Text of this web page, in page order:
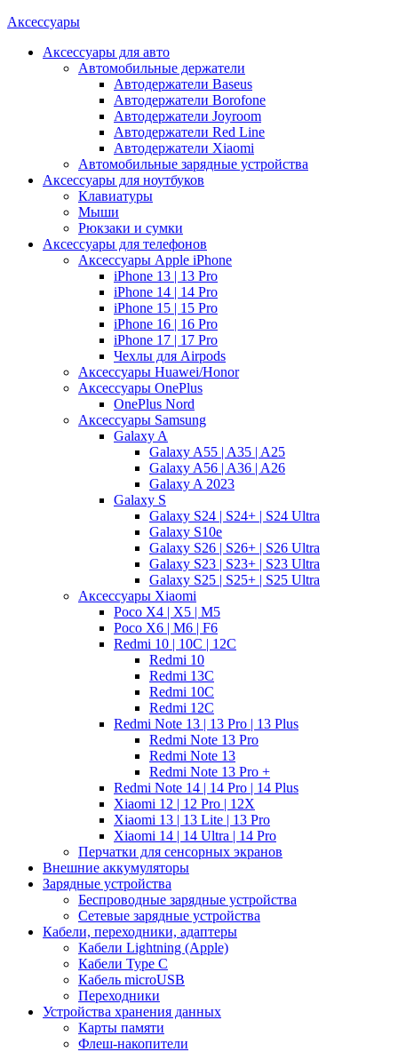
Аксессуары
Аксессуары для авто
Автомобильные держатели
Автодержатели Baseus
Автодержатели Borofone
Автодержатели Joyroom
Автодержатели Red Line
Автодержатели Xiaomi
Автомобильные зарядные устройства
Аксессуары для ноутбуков
Клавиатуры
Мыши
Рюкзаки и сумки
Аксессуары для телефонов
Аксессуары Apple iPhone
iPhone 13 | 13 Pro
iPhone 14 | 14 Pro
iPhone 15 | 15 Pro
iPhone 16 | 16 Pro
iPhone 17 | 17 Pro
Чехлы для Airpods
Аксессуары Huawei/Honor
Аксессуары OnePlus
OnePlus Nord
Аксессуары Samsung
Galaxy A
Galaxy A55 | A35 | A25
Galaxy A56 | A36 | A26
Galaxy A 2023
Galaxy S
Galaxy S24 | S24+ | S24 Ultra
Galaxy S10e
Galaxy S26 | S26+ | S26 Ultra
Galaxy S23 | S23+ | S23 Ultra
Galaxy S25 | S25+ | S25 Ultra
Аксессуары Xiaomi
Poco X4 | X5 | M5
Poco X6 | M6 | F6
Redmi 10 | 10C | 12C
Redmi 10
Redmi 13C
Redmi 10C
Redmi 12C
Redmi Note 13 | 13 Pro | 13 Plus
Redmi Note 13 Pro
Redmi Note 13
Redmi Note 13 Pro +
Redmi Note 14 | 14 Pro | 14 Plus
Xiaomi 12 | 12 Pro | 12X
Xiaomi 13 | 13 Lite | 13 Pro
Xiaomi 14 | 14 Ultra | 14 Pro
Перчатки для сенсорных экранов
Внешние аккумуляторы
Зарядные устройства
Беспроводные зарядные устройства
Сетевые зарядные устройства
Кабели, переходники, адаптеры
Кабели Lightning (Apple)
Кабели Type C
Кабель microUSB
Переходники
Устройства хранения данных
Карты памяти
Флеш-накопители